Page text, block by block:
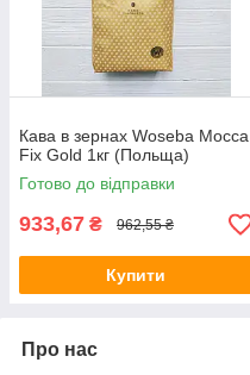
Кава в зернах Woseba Mocca
Fix Gold 1кг (Польща)
Готово до відправки
933,67 ₴ 962,55 ₴
Купити
Про нас